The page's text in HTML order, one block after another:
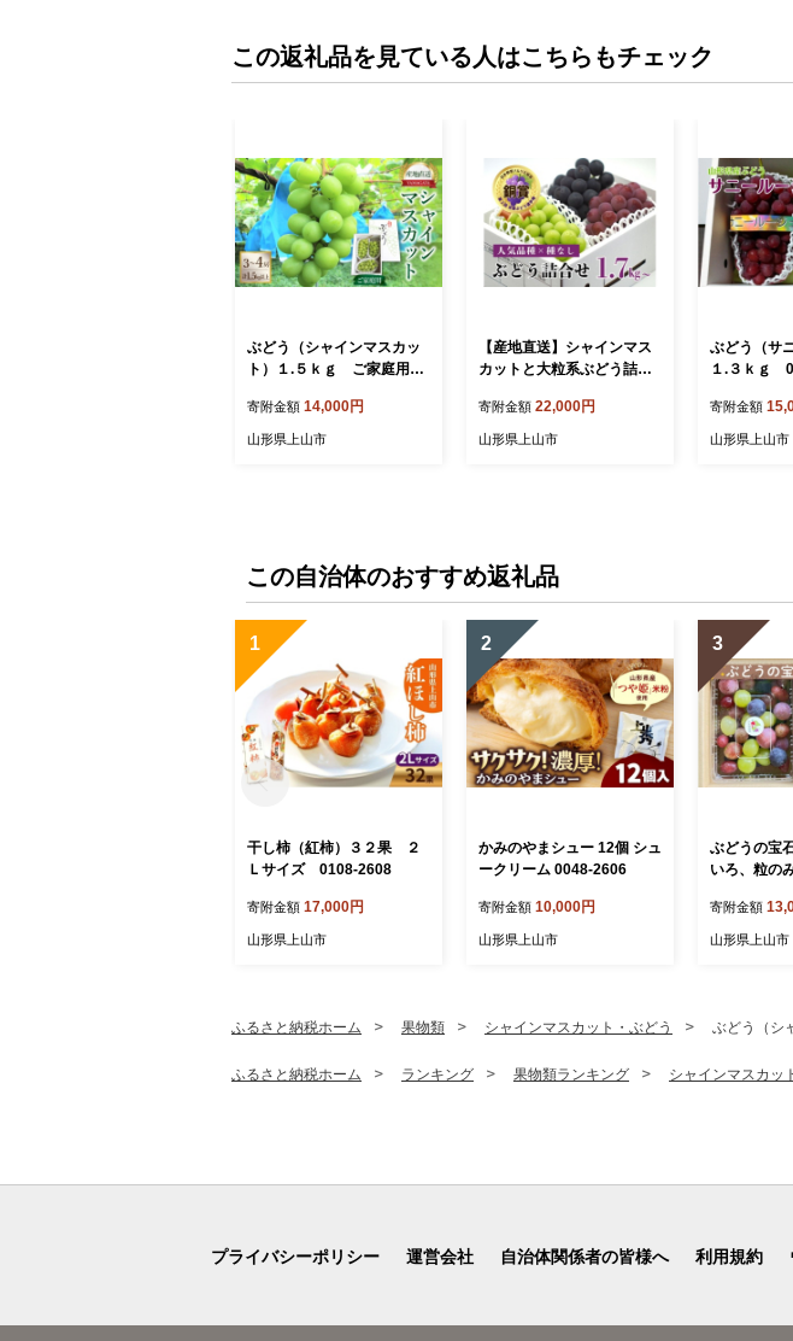
この返礼品を見ている人はこちらもチェック
ぶどう（シャインマスカッ
ト）１.５ｋｇ ご家庭用
寄附金額 14,000円
山形県上山市
【産地直送】シャインマス
カットと大粒系ぶどう詰合
606
寄附金額 22,000円
山形県上山市
ぶどう（サ
１.３ｋｇ
寄附金額
山形県上山市
この自治体のおすすめ返礼品
1
干し柿（紅柿）３２果 ２
Ｌサイズ 0108-2608
寄附金額 17,000円
山形県上山市
2
かみのやまシュー 12個 シュ
ークリーム 0048-2606
寄附金額 10,000円
山形県上山市
3
ぶどうの宝
いろ、粒の
03
寄附金額
山形県上山市
ふるさと納税ホーム 果物類 シャインマスカット・ぶどう ぶどう（シ
ふるさと納税ホーム ランキング 果物類ランキング シャインマスカッ
プライバシーポリシー 運営会社 自治体関係者の皆様へ 利用規約